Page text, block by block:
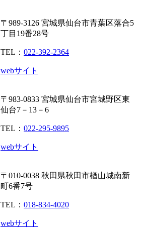
〒989-3126 宮城県仙台市青葉区落合5
丁目19番28号
TEL： 022-392-2364
webサイト
〒983-0833 宮城県仙台市宮城野区東
仙台7－13－6
TEL： 022-295-9895
webサイト
〒010-0038 秋田県秋田市楢山城南新
町6番7号
TEL： 018-834-4020
webサイト